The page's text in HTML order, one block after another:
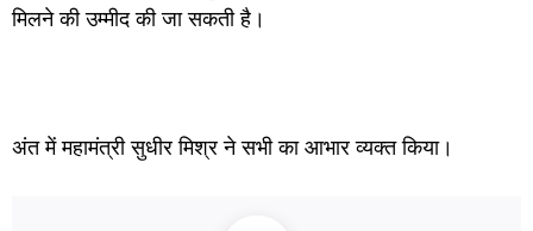
मिलने की उम्मीद की जा सकती है।
अंत में महामंत्री सुधीर मिश्र ने सभी का आभार व्यक्त किया।